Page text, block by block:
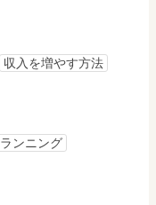
収入を増やす方法
ランニング